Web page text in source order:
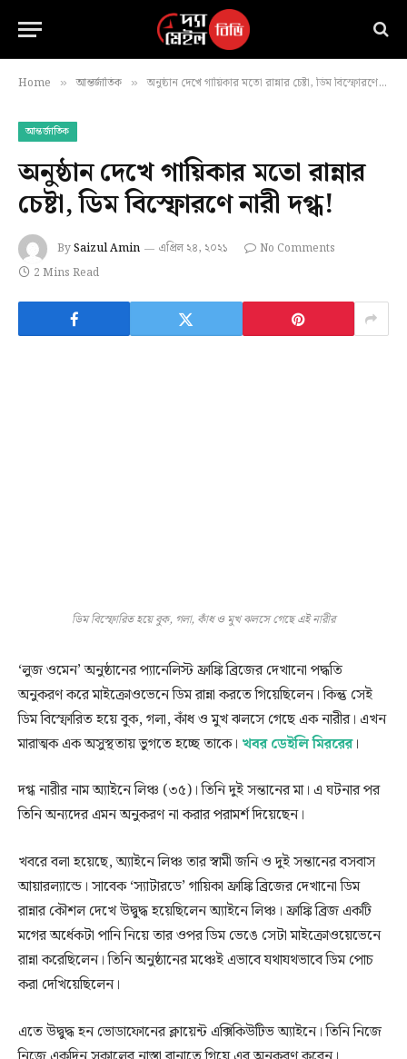
Home » আন্তর্জাতিক » অনুষ্ঠান দেখে গায়িকার মতো রান্নার চেষ্টা, ডিম বিস্ফোরণে নারী দগ্ধ!
আন্তর্জাতিক
অনুষ্ঠান দেখে গায়িকার মতো রান্নার
চেষ্টা, ডিম বিস্ফোরণে নারী দগ্ধ!
BySaizul Amin এপ্রিল ২৪, ২০২১
No Comments
2 Mins Read
ডিম বিস্ফোরিত হয়ে বুক, গলা, কাঁধ ও মুখ ঝলসে গেছে এই নারীর
‘লুজ ওমেন’ অনুষ্ঠানের প্যানেলিস্ট ফ্রাঙ্কি ব্রিজের দেখানো পদ্ধতি
অনুকরণ করে মাইক্রোওভেনে ডিম রান্না করতে গিয়েছিলেন। কিন্তু সেই
ডিম বিস্ফোরিত হয়ে বুক, গলা, কাঁধ ও মুখ ঝলসে গেছে এক নারীর। এখন
মারাত্মক এক অসুস্থতায় ভুগতে হচ্ছে তাকে। খবর ডেইলি মিররের।
দগ্ধ নারীর নাম অ্যাইনে লিঞ্চ (৩৫)। তিনি দুই সন্তানের মা। এ ঘটনার পর
তিনি অন্যদের এমন অনুকরণ না করার পরামর্শ দিয়েছেন।
খবরে বলা হয়েছে, অ্যাইনে লিঞ্চ তার স্বামী জনি ও দুই সন্তানের বসবাস
আয়ারল্যান্ডে। সাবেক ‘স্যাটারডে’ গায়িকা ফ্রাঙ্কি ব্রিজের দেখানো ডিম
রান্নার কৌশল দেখে উদ্বুদ্ধ হয়েছিলেন অ্যাইনে লিঞ্চ। ফ্রাঙ্কি ব্রিজ একটি
মগের অর্ধেকটা পানি নিয়ে তার ওপর ডিম ভেঙে সেটা মাইক্রোওয়েভেনে
রান্না করেছিলেন। তিনি অনুষ্ঠানের মঞ্চেই এভাবে যথাযথভাবে ডিম পোচ
করা দেখিয়েছিলেন।
এতে উদ্বুদ্ধ হন ভোডাফোনের ক্লায়েন্ট এক্সিকিউটিভ অ্যাইনে। তিনি নিজে